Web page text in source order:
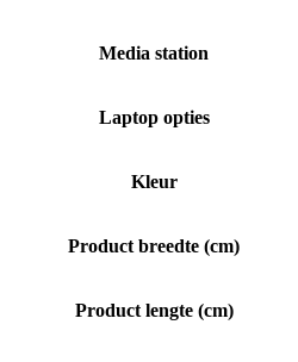
Media station
Laptop opties
Kleur
Product breedte (cm)
Product lengte (cm)